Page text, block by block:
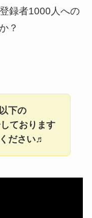
録者1000人への
？
下の
ております
ださい♬